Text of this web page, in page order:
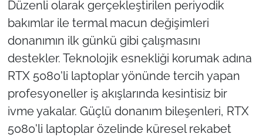
Düzenli olarak gerçekleştirilen periyodik
bakımlar ile termal macun değişimleri
donanımın ilk günkü gibi çalışmasını
destekler. Teknolojik esnekliği korumak adına
RTX 5080'li laptoplar yönünde tercih yapan
profesyoneller iş akışlarında kesintisiz bir
ivme yakalar. Güçlü donanım bileşenleri, RTX
5080'li laptoplar özelinde küresel rekabet